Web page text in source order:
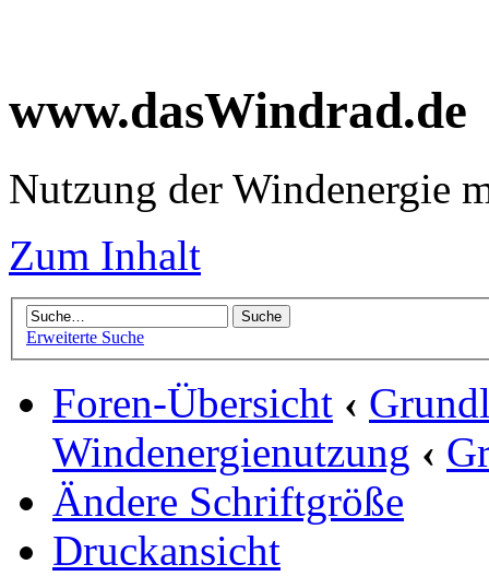
www.dasWindrad.de
Nutzung der Windenergie
Zum Inhalt
Erweiterte Suche
Foren-Übersicht ‹
Windenergienutzung ‹
Ändere Schriftgröße
Druckansicht